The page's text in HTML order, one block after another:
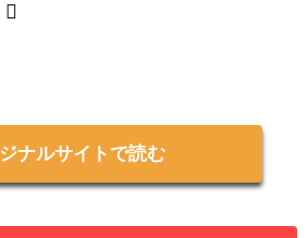
ナルサイトで読む